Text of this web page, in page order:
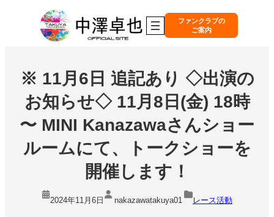
ファンクラブの
ご案内
※ 11月6日 追記あり ◇出演の
お知らせ◇ 11月8日(金) 18時
〜 MINI Kanazawaさんショー
ルームにて、トークショーを
開催します！
2024年11月6日 nakazawatakuya01 レース活動